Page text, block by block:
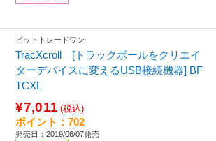
ビットトレードワン
TracXcroll [トラックボールをクリエイ
ターデバイスに変えるUSB接続機器] BF
TCXL
¥7,011 (税込)
ポイント：702
発売日：2019/06/07発売